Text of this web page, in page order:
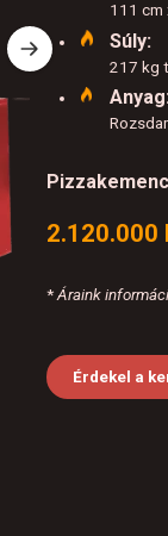
111 cm
Súly:
217 kg
2.120.000
*Áraink
Érdekel a